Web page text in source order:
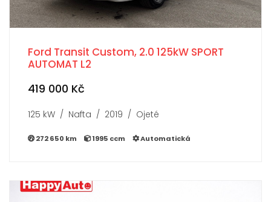
Ford Transit Custom, 2.0 125kW SPORT
AUTOMAT L2
419 000 Kč
125 kW / Nafta / 2019 / Ojeté
272 650 km 1995 ccm Automatická